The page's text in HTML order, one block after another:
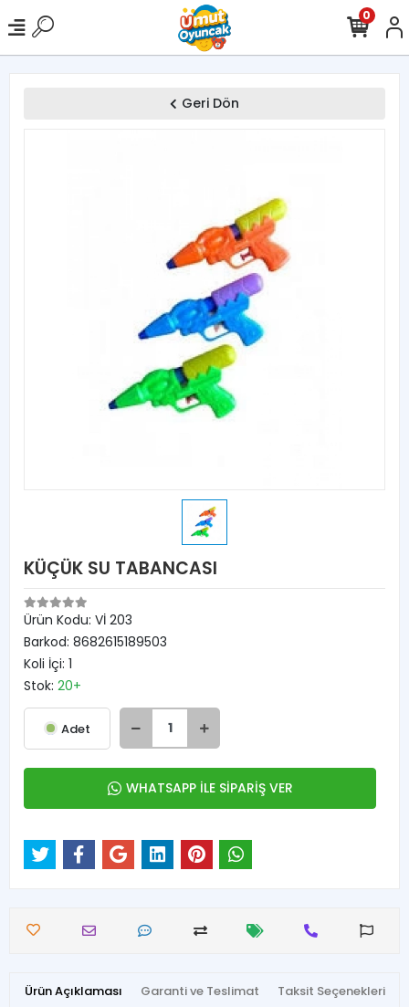
0
Geri Dön
KÜÇÜK SU TABANCASI
Ürün Kodu: Vİ 203
Barkod: 8682615189503
Koli İçi: 1
Stok: 20+
Adet
WHATSAPP İLE SİPARİŞ VER
Ürün Açıklaması Garanti ve Teslimat Taksit Seçenekleri